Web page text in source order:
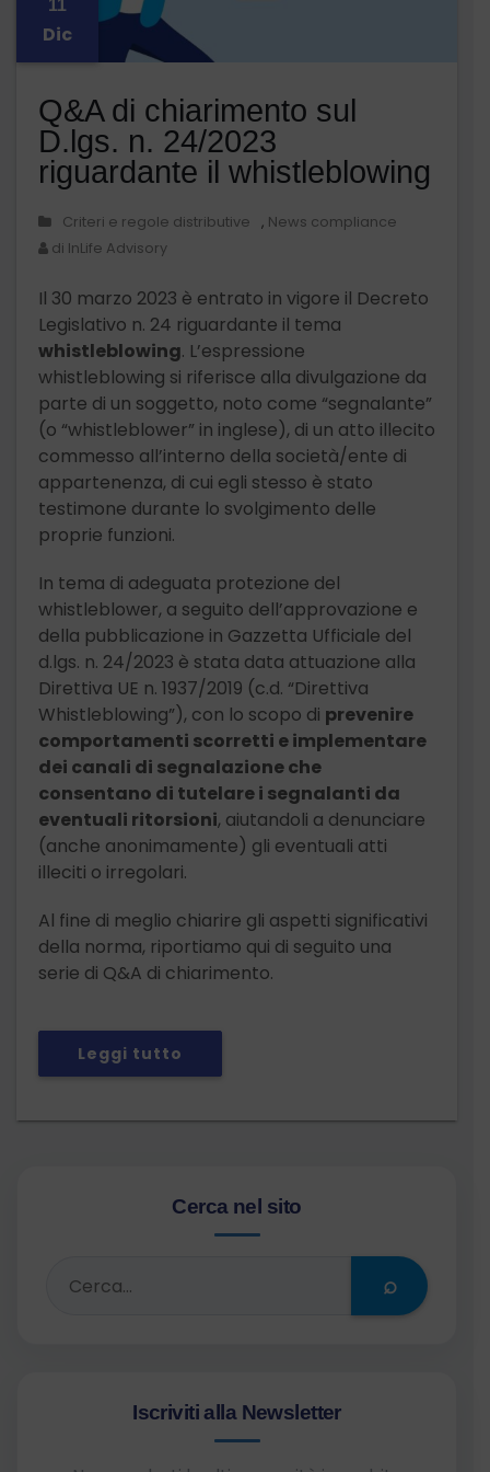
11
Dic
Q&A di chiarimento sul
D.lgs. n. 24/2023
riguardante il whistleblowing
Criteri e regole distributive , News compliance
di InLife Advisory
Il 30 marzo 2023 è entrato in vigore il Decreto
Legislativo n. 24 riguardante il tema
whistleblowing. L’espressione
whistleblowing si riferisce alla divulgazione da
parte di un soggetto, noto come “segnalante”
(o “whistleblower” in inglese), di un atto illecito
commesso all’interno della società/ente di
appartenenza, di cui egli stesso è stato
testimone durante lo svolgimento delle
proprie funzioni.
In tema di adeguata protezione del
whistleblower, a seguito dell’approvazione e
della pubblicazione in Gazzetta Ufficiale del
d.lgs. n. 24/2023 è stata data attuazione alla
Direttiva UE n. 1937/2019 (c.d. “Direttiva
Whistleblowing”), con lo scopo di prevenire
comportamenti scorretti e implementare
dei canali di segnalazione che
consentano di tutelare i segnalanti da
eventuali ritorsioni, aiutandoli a denunciare
(anche anonimamente) gli eventuali atti
illeciti o irregolari.
Al fine di meglio chiarire gli aspetti significativi
della norma, riportiamo qui di seguito una
serie di Q&A di chiarimento.
Leggi tutto
Cerca nel sito
⌕
Iscriviti alla Newsletter